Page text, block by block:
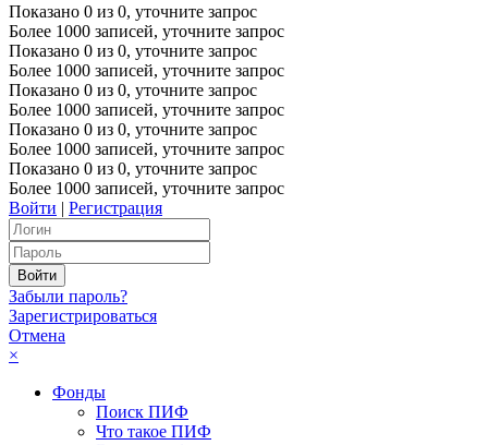
Показано 0 из 0, уточните запрос
Более 1000 записей, уточните запрос
Показано 0 из 0, уточните запрос
Более 1000 записей, уточните запрос
Показано 0 из 0, уточните запрос
Более 1000 записей, уточните запрос
Показано 0 из 0, уточните запрос
Более 1000 записей, уточните запрос
Показано 0 из 0, уточните запрос
Более 1000 записей, уточните запрос
Войти | Регистрация
Забыли пароль?
Зарегистрироваться
Отмена
×
Фонды
Поиск ПИФ
Что такое ПИФ